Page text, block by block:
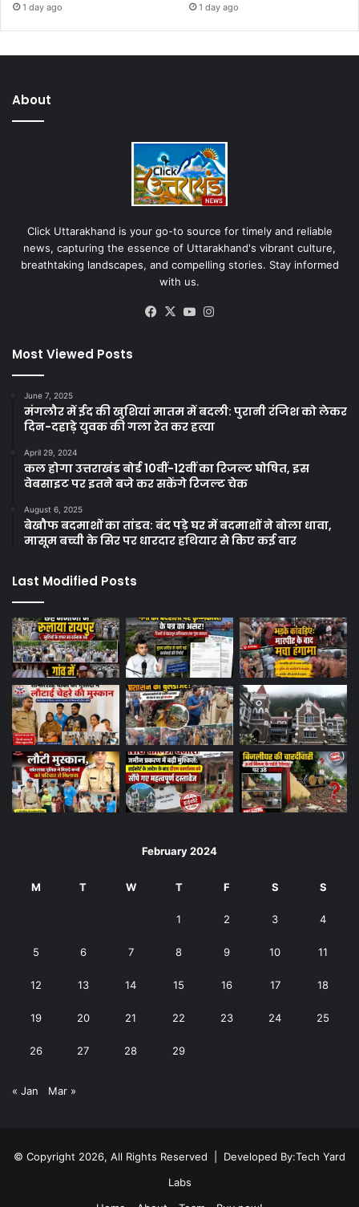
1 day ago 1 day ago
About
Click Uttarakhand is your go-to source for timely and reliable
news, capturing the essence of Uttarakhand's vibrant culture,
breathtaking landscapes, and compelling stories. Stay informed
with us.
Facebook
X YouTube
Most Viewed Posts
June 7, 2025
मंगलौर में ईद की खुशियां मातम में बदली: पुरानी रंजिश को लेकर
दिन-दहाड़े युवक की गला रेत कर हत्या
April 29, 2024
कल होगा उत्तराखंड बोर्ड 10वीं-12वीं का रिजल्ट घोषित, इस
वेबसाइट पर इतने बजे कर सकेंगे रिजल्ट चेक
August 6, 2025
बेखौफ बदमाशों का तांडव: बंद पड़े घर में बदमाशों ने बोला धावा,
मासूम बच्ची के सिर पर धारदार हथियार से किए कई वार
Last Modified Posts
February 2024
M T W T F S S
1 2 3 4
5 6 7 8 9 10 11
12 13 14 15 16 17 18
19 20 21 22 23 24 25
26 27 28 29
« Jan Mar »
© Copyright 2026, All Rights Reserved | Developed By:Tech Yard
Labs